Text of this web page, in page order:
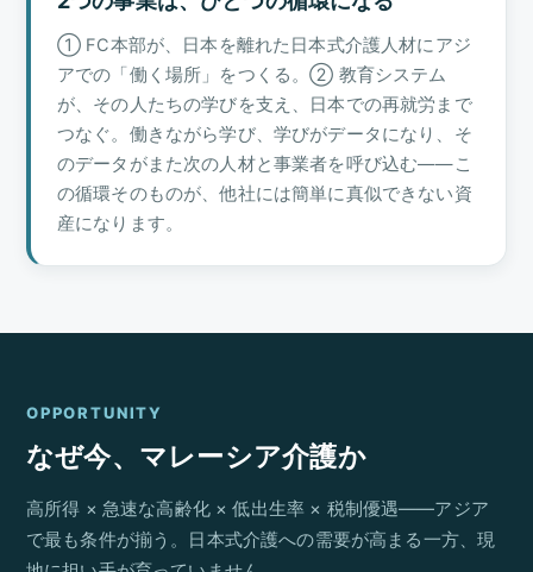
① FC本部が、日本を離れた日本式介護人材にアジ
アでの「働く場所」をつくる。② 教育システム
が、その人たちの学びを支え、日本での再就労まで
つなぐ。働きながら学び、学びがデータになり、そ
のデータがまた次の人材と事業者を呼び込む——こ
の循環そのものが、他社には簡単に真似できない資
産になります。
OPPORTUNITY
なぜ今、マレーシア介護か
高所得 × 急速な高齢化 × 低出生率 × 税制優遇——アジア
で最も条件が揃う。日本式介護への需要が高まる一方、現